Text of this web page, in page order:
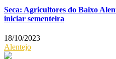
Seca: Agricultores do Baixo
iniciar sementeira
18/10/2023
Alentejo